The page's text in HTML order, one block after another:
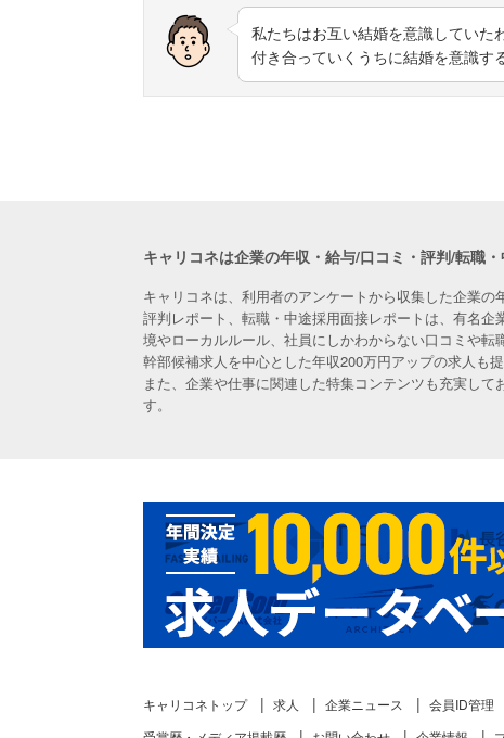
私たちはお互い結婚を意識していた
付き合っていくうちに結婚を意識
キャリコネは企業の年収・給与/口コミ・評判/転職
キャリコネは、利用者のアンケートから収集した企業
評判レポート、転職・中途採用面接レポートは、有名
境やローカルルール、社員にしかわからない口コミや転
幹部候補求人を中心とした年収200万円アップの求人も
また、企業や仕事に関連した特集コンテンツも充実し
す。
キャリコネトップ 求人 企業ニュース 会員ID管理